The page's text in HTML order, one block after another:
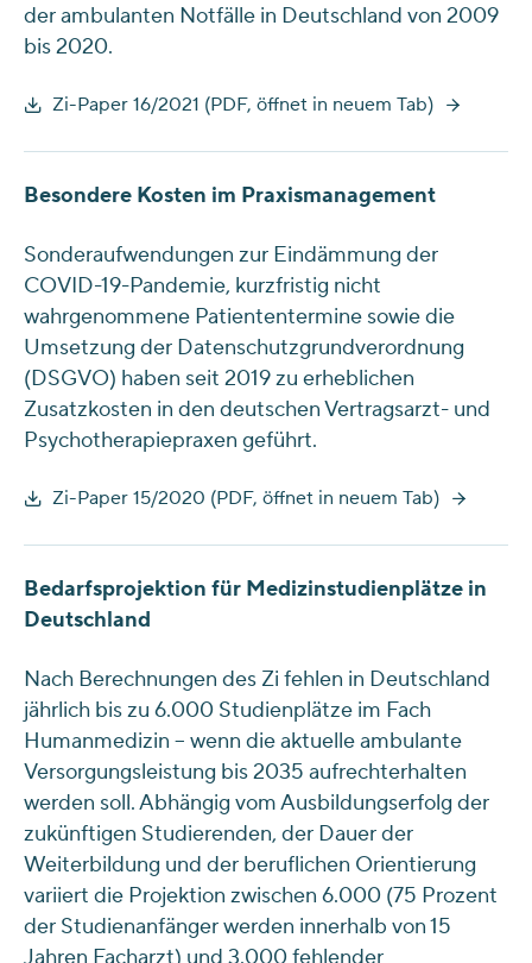
der ambulanten Notfälle in Deutschland von 2009
bis 2020.
Zi-Paper 16/2021 (PDF, öffnet in neuem Tab)
Besondere Kosten im Praxismanagement
Sonderaufwendungen zur Eindämmung der
COVID-19-Pandemie, kurzfristig nicht
wahrgenommene Patiententermine sowie die
Umsetzung der Datenschutzgrundverordnung
(DSGVO) haben seit 2019 zu erheblichen
Zusatzkosten in den deutschen Vertragsarzt- und
Psychotherapiepraxen geführt.
Zi-Paper 15/2020 (PDF, öffnet in neuem Tab)
Bedarfsprojektion für Medizinstudienplätze in
Deutschland
Nach Berechnungen des Zi fehlen in Deutschland
jährlich bis zu 6.000 Studienplätze im Fach
Humanmedizin – wenn die aktuelle ambulante
Versorgungsleistung bis 2035 aufrechterhalten
werden soll. Abhängig vom Ausbildungserfolg der
zukünftigen Studierenden, der Dauer der
Weiterbildung und der beruflichen Orientierung
variiert die Projektion zwischen 6.000 (75 Prozent
der Studienanfänger werden innerhalb von 15